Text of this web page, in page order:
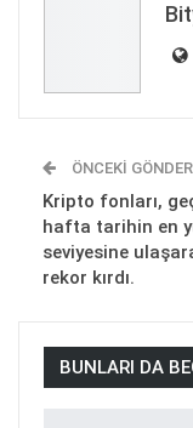
ÖNCEKI
Kripto fonları,
hafta tarihin en
seviyesine
rekor kırdı.
BUNLARI DA